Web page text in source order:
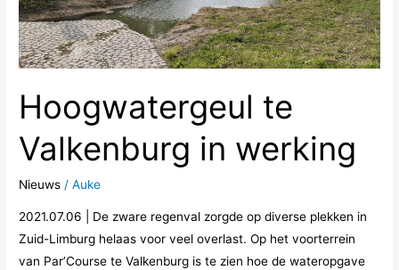
Hoogwatergeul te
Valkenburg in werking
Nieuws /Auke
2021.07.06 | De zware regenval zorgde op diverse plekken in
Zuid-Limburg helaas voor veel overlast. Op het voorterrein
van Par’Course te Valkenburg is te zien hoe de wateropgave